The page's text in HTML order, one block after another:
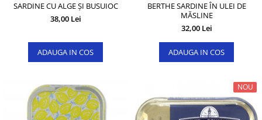
SARDINE CU ALGE ȘI BUSUIOC
38,00 Lei
ADAUGA IN COS
BERTHE SARDINE ÎN ULEI DE
MĂSLINE
32,00 Lei
ADAUGA IN COS
NOU